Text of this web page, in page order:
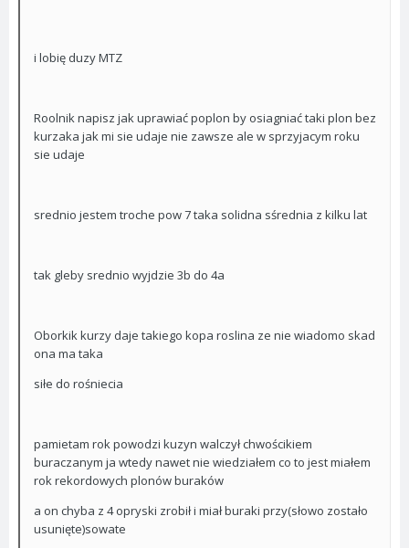
i lobię duzy MTZ
Roolnik napisz jak uprawiać poplon by osiagniać taki plon bez
kurzaka jak mi sie udaje nie zawsze ale w sprzyjacym roku
sie udaje
srednio jestem troche pow 7 taka solidna sśrednia z kilku lat
tak gleby srednio wyjdzie 3b do 4a
Oborkik kurzy daje takiego kopa roslina ze nie wiadomo skad
ona ma taka
siłe do rośniecia
pamietam rok powodzi kuzyn walczył chwościkiem
buraczanym ja wtedy nawet nie wiedziałem co to jest miałem
rok rekordowych plonów buraków
a on chyba z 4 opryski zrobił i miał buraki przy(słowo zostało
usunięte)sowate